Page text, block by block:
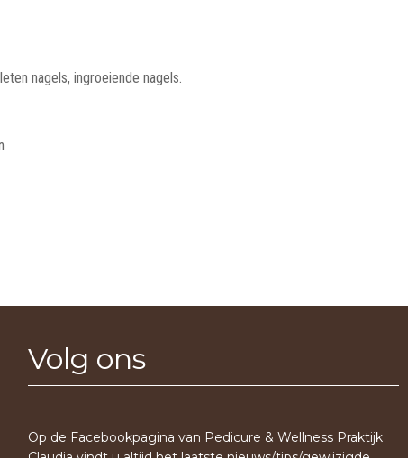
nagels, ingroeiende nagels.
Volg ons
Op de Facebookpagina van Pedicure & Wellness Praktijk